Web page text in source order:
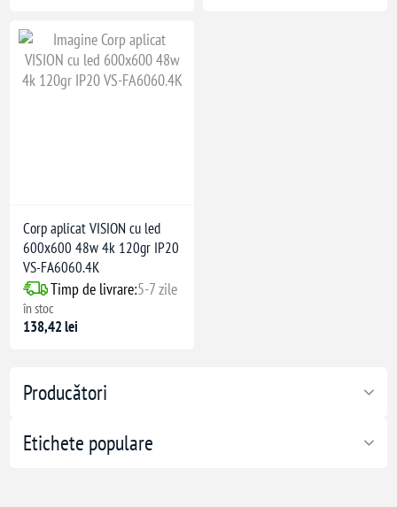
Producători
Etichete populare
Corp aplicat VISION cu led
600x600 48w 4k 120gr IP20
VS-FA6060.4K
Timp de livrare:5-7 zile
în stoc
138,42 lei